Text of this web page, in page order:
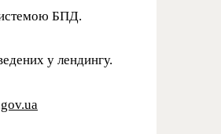
БПД.
у лендингу.